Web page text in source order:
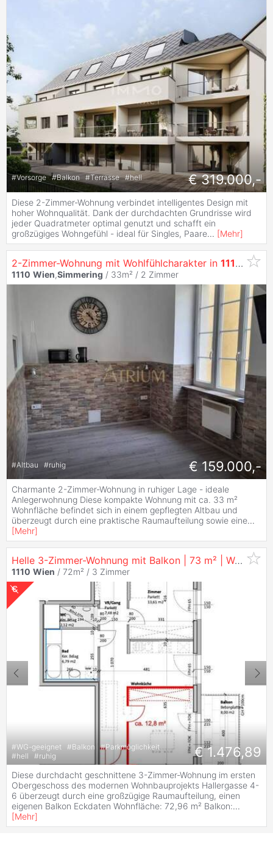
#Vorsorge #Balkon #Terrasse #hell € 319.000,-
Diese 2-Zimmer-Wohnung verbindet intelligentes Design mit
hoher Wohnqualität. Dank der durchdachten Grundrisse wird
jeder Quadratmeter optimal genutzt und schafft ein
großzügiges Wohngefühl - ideal für Singles, Paare... [Mehr]
2-Zimmer-Wohnung mit Wohlfühlcharakter in 1110 Wien
1110 Wien,Simmering / 33m² / 2 Zimmer
#Altbau #ruhig € 159.000,-
Charmante 2-Zimmer-Wohnung in ruhiger Lage - ideale
Anlegerwohnung Diese kompakte Wohnung mit ca. 33 m²
Wohnfläche befindet sich in einem gepflegten Altbau und
überzeugt durch eine praktische Raumaufteilung sowie eine...
[Mehr]
Helle 3-Zimmer-Wohnung mit Balkon | 73 m² | Wg-Tauglich |
1110 Wien / 72m² / 3 Zimmer
#WG-geeignet #Balkon #Parkmöglichkeit
#hell #ruhig € 1.476,89
Diese durchdacht geschnittene 3-Zimmer-Wohnung im ersten
Obergeschoss des modernen Wohnbauprojekts Hallergasse 4-
6 überzeugt durch eine großzügige Raumaufteilung, einen
eigenen Balkon Eckdaten Wohnfläche: 72,96 m² Balkon:...
[Mehr]